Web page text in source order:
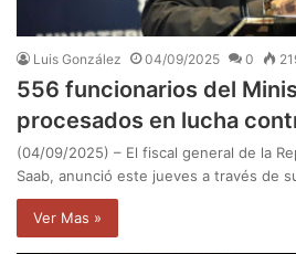
Luis González 04/09/2025 0
556 funcionarios del
procesados en lucha
(04/09/2025) – El fiscal general de la
Saab, anunció este jueves a través de
Ver Mas »